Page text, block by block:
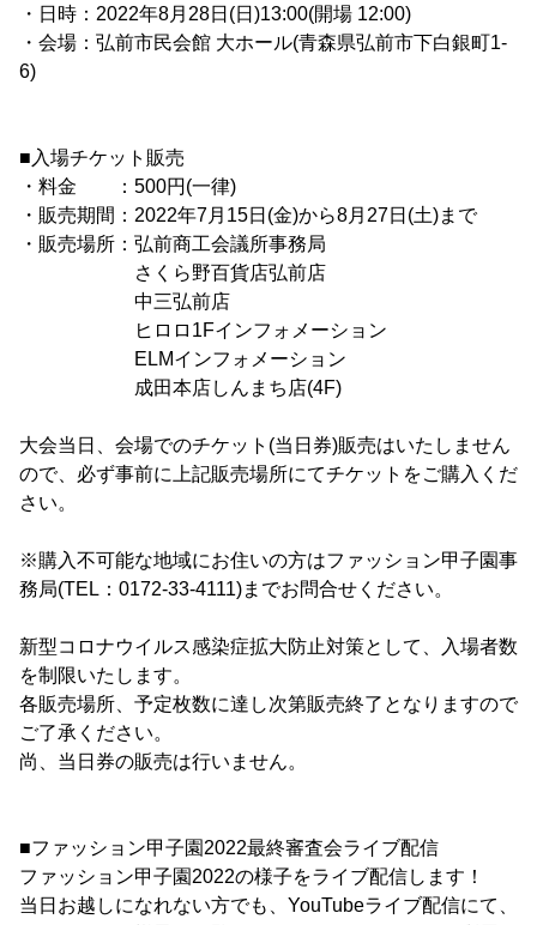
・日時：2022年8月28日(日)13:00(開場 12:00)
・会場：弘前市民会館 大ホール(青森県弘前市下白銀町1-
6)
■入場チケット販売
・料金 ：500円(一律)
・販売期間：2022年7月15日(金)から8月27日(土)まで
・販売場所：弘前商工会議所事務局
さくら野百貨店弘前店
中三弘前店
ヒロロ1Fインフォメーション
ELMインフォメーション
成田本店しんまち店(4F)
大会当日、会場でのチケット(当日券)販売はいたしません
ので、必ず事前に上記販売場所にてチケットをご購入くだ
さい。
※購入不可能な地域にお住いの方はファッション甲子園事
務局(TEL：0172-33-4111)までお問合せください。
新型コロナウイルス感染症拡大防止対策として、入場者数
を制限いたします。
各販売場所、予定枚数に達し次第販売終了となりますので
ご了承ください。
尚、当日券の販売は行いません。
■ファッション甲子園2022最終審査会ライブ配信
ファッション甲子園2022の様子をライブ配信します！
当日お越しになれない方でも、YouTubeライブ配信にて、